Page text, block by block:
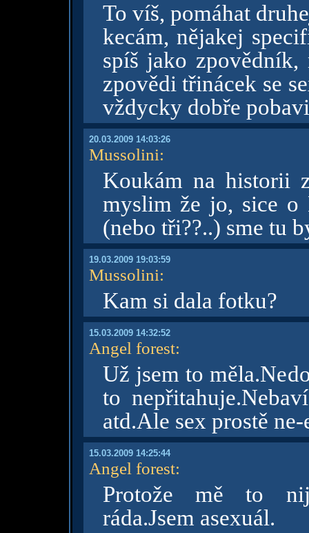
To víš, pomáhat
kecám, nějakej
spíš jako
zpovědi třinácek se
vždycky dobře
20.03.2009 14:03:26
Mussolini:
Koukám na historii
myslim že jo, sice
(nebo tři??..) sme tu
19.03.2009 19:03:59
Mussolini:
Kam si dala fotku?
15.03.2009 14:32:52
Angel forest:
Už jsem to
to
atd.Ale sex prostě ne-
15.03.2009 14:25:44
Angel forest:
Protože mě to
ráda.Jsem asexuál.